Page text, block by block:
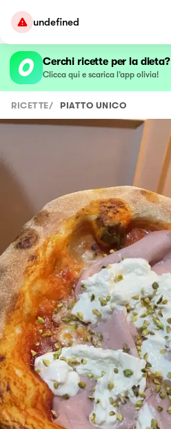
undefined
Cerchi ricette per la dieta?
Clicca qui e scarica l’app olivia!
RICETTE/ PIATTO UNICO